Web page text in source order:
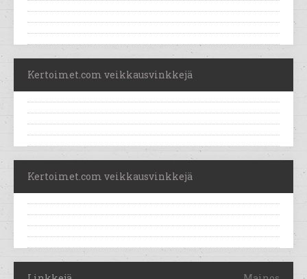
Kertoimet.com veikkausvinkkejä
Kertoimet.com veikkausvinkkejä